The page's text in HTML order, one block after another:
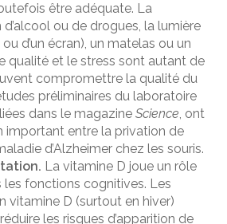
être adéquate. La
ou de drogues, la lumière
ou d’un écran), un matelas ou un
qualité et le stress sont autant de
compromettre la qualité du
préliminaires du laboratoire
dans le magazineScience, ont
important entre la privation de
d’Alzheimer chez les souris.
La vitamine D joue un rôle
fonctions cognitives. Les
vitamine D (surtout en hiver)
les risques d’apparition de